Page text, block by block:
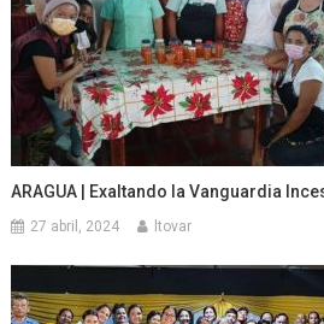
ARAGUA | Exaltando la Vanguardia
27 abril, 2024 ltovar